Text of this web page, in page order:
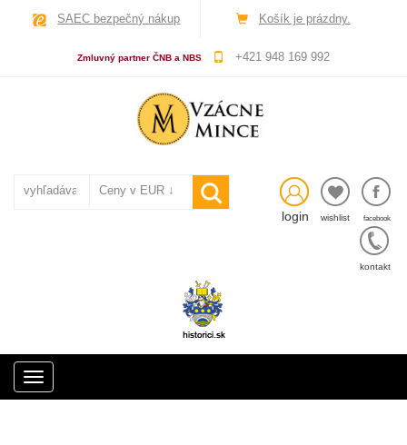
SAEC bezpečný nákup Košík je prázdny.
Zmluvný partner ČNB a NBS +421 948 169 992
login wishlist facebook
kontakt
Toggle
navigation